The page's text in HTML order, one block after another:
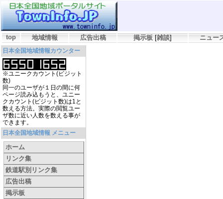
top 地域情報 広告出稿 掲示板 [雑談] ニュー
日本全国地域情報カウンター
※ユニークカウント(ビジット
数)
同一のユーザが１日の間に何
ページ読み込もうと、ユニー
クカウント(ビジット数)は1と
数える方法。実際の閲覧ユー
ザ数に近い人数を数える事が
できます。
日本全国地域情報 メニュー
ホーム
リンク集
鉄道駅別リンク集
広告出稿
掲示板